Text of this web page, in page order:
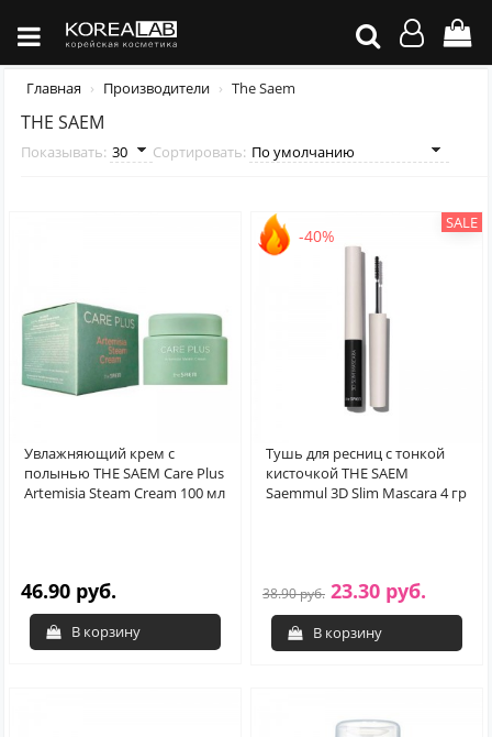
Главная Производители The Saem
THE SAEM
Показывать: Сортировать:
Увлажняющий крем с
полынью THE SAEM Care Plus
Artemisia Steam Cream 100 мл
46.90 руб.
В корзину
SALE
-40%
Тушь для ресниц с тонкой
кисточкой THE SAEM
Saemmul 3D Slim Mascara 4 гр
38.90 руб. 23.30 руб.
В корзину